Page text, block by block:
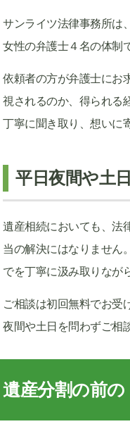
サンライツ法律事務所は
女性の弁護士４名の体制
依頼者の方が弁護士にお
視されるのか、得られる
丁寧に聞き取り、想いに
平日夜間や土
遺産相続においても、法
当の解決にはなりません
でを丁寧に汲み取りなが
ご相談は初回無料でお受
夜間や土日を問わずご相
遺産分割の前